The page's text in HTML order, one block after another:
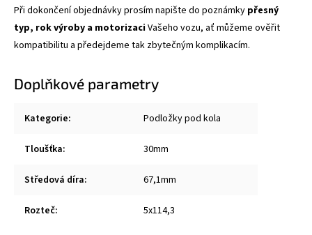
Při dokončení objednávky prosím napište do poznámky přesný
typ, rok výroby a motorizaciVašeho vozu, ať můžeme ověřit
kompatibilitu a předejdeme tak zbytečným komplikacím.
Doplňkové parametry
Kategorie: Podložky pod kola
Tloušťka: 30mm
Středová díra: 67,1mm
Rozteč: 5x114,3